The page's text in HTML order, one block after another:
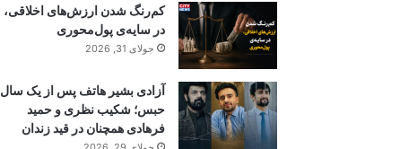
کم‌رنگ شدن ارزش‌های اخلاقی،
در سایه‌ی پول‌محوری
جولای 31, 2026
آزادی بشیر هاتف پس از یک سال
حبس؛ شکیب نظری و حمید
فرهادی همچنان در قید زندان